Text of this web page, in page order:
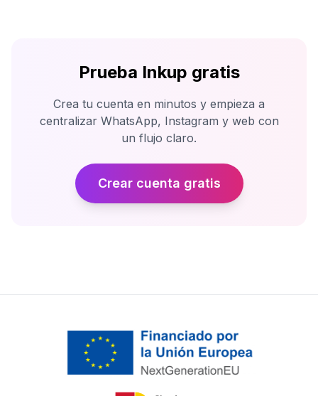
Prueba Inkup gratis
Crea tu cuenta en minutos y empieza a
centralizar WhatsApp, Instagram y web con
un flujo claro.
Crear cuenta gratis